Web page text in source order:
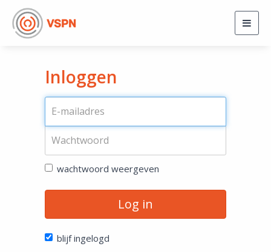
Inloggen
wachtwoord weergeven
Log in
blijf ingelogd